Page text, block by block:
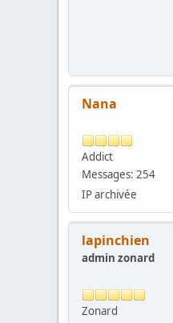
Nana
Addict
Messages: 254
IP archivée
lapinchien
admin zonard
Zonard